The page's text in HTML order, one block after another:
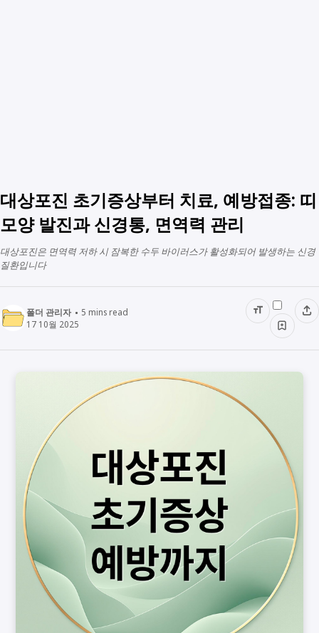
대상포진 초기증상부터 치료, 예방접종: 띠
모양 발진과 신경통, 면역력 관리
대상포진은 면역력 저하 시 잠복한 수두 바이러스가 활성화되어 발생하는 신경
질환입니다
폴더 관리자 5 mins read
17 10월 2025